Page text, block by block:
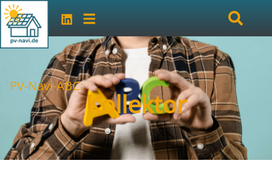
PV-Navi-ABC:
Kollektor